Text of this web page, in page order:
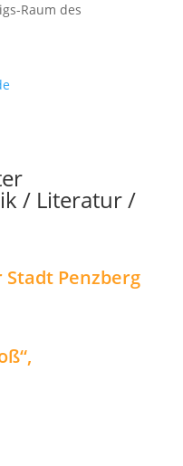
Raum des
/ Literatur /
Penzberg